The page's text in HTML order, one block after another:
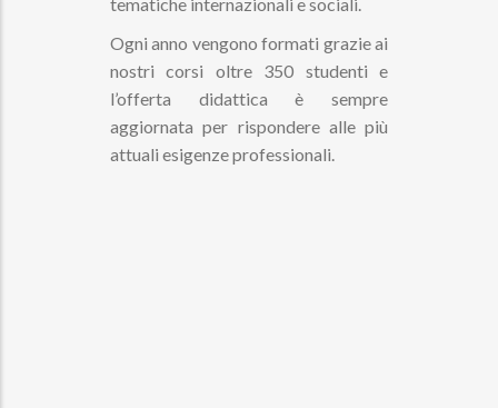
tematiche internazionali e sociali.
Ogni anno vengono formati grazie ai
nostri corsi oltre 350 studenti e
l’offerta didattica è sempre
aggiornata per rispondere alle più
attuali esigenze professionali.